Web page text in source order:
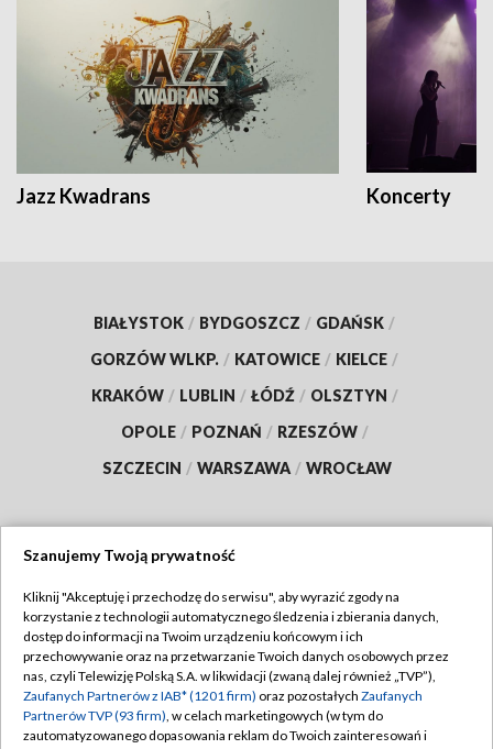
Jazz Kwadrans Koncerty
BIAŁYSTOK / BYDGOSZCZ / GDAŃSK /
GORZÓW WLKP. / KATOWICE / KIELCE /
KRAKÓW / LUBLIN / ŁÓDŹ / OLSZTYN /
OPOLE / POZNAŃ / RZESZÓW /
SZCZECIN / WARSZAWA / WROCŁAW
TVP
Abonament TVP
Emisja w TVP
Centrum informacji TVP
Regulamin TVP
Polityka prywatności
Moje zgody
Szanujemy Twoją prywatność
Kliknij "Akceptuję i przechodzę do serwisu", aby wyrazić zgody na
korzystanie z technologii automatycznego śledzenia i zbierania danych,
dostęp do informacji na Twoim urządzeniu końcowym i ich
przechowywanie oraz na przetwarzanie Twoich danych osobowych przez
nas, czyli Telewizję Polską S.A. w likwidacji (zwaną dalej również „TVP”),
Zaufanych Partnerów z IAB* (1201 firm) oraz pozostałych Zaufanych
Partnerów TVP (93 firm), w celach marketingowych (w tym do
zautomatyzowanego dopasowania reklam do Twoich zainteresowań i